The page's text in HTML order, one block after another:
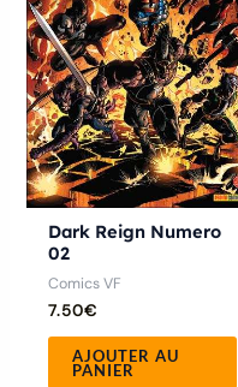
Dark Reign Numero
02
Comics VF
7.50€
AJOUTER AU
PANIER